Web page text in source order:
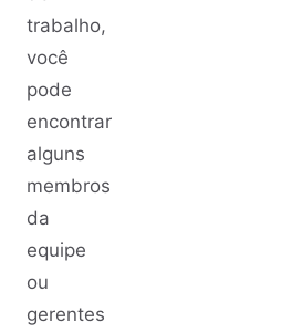
trabalho,
você
pode
encontrar
alguns
membros
da
equipe
ou
gerentes